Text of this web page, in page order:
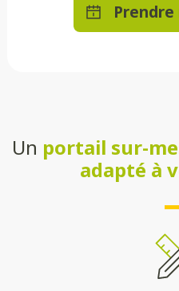
Un portail sur-
adapté à